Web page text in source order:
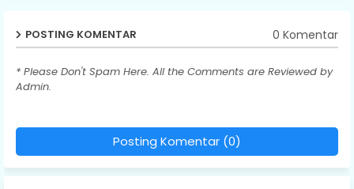
POSTING KOMENTAR 0 Komentar
* Please Don't Spam Here. All the Comments are Reviewed by
Admin.
Posting Komentar (0)